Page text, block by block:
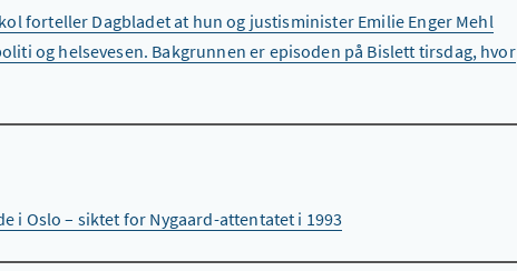
forteller Dagbladet at hun og justisminister Emilie Enger Mehl
og helsevesen. Bakgrunnen er episoden på Bislett tirsdag, hvor
i Oslo – siktet for Nygaard-attentatet i 1993